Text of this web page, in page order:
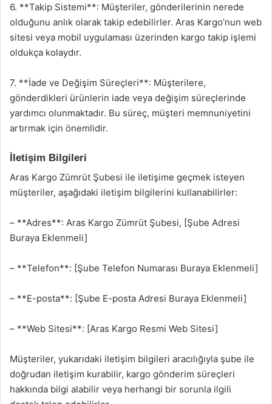
6. **Takip Sistemi**: Müşteriler, gönderilerinin nerede
olduğunu anlık olarak takip edebilirler. Aras Kargo’nun web
sitesi veya mobil uygulaması üzerinden kargo takip işlemi
oldukça kolaydır.
7. **İade ve Değişim Süreçleri**: Müşterilere,
gönderdikleri ürünlerin iade veya değişim süreçlerinde
yardımcı olunmaktadır. Bu süreç, müşteri memnuniyetini
artırmak için önemlidir.
İletişim Bilgileri
Aras Kargo Zümrüt Şubesi ile iletişime geçmek isteyen
müşteriler, aşağıdaki iletişim bilgilerini kullanabilirler:
– **Adres**: Aras Kargo Zümrüt Şubesi, [Şube Adresi
Buraya Eklenmeli]
– **Telefon**: [Şube Telefon Numarası Buraya Eklenmeli]
– **E-posta**: [Şube E-posta Adresi Buraya Eklenmeli]
– **Web Sitesi**: [Aras Kargo Resmi Web Sitesi]
Müşteriler, yukarıdaki iletişim bilgileri aracılığıyla şube ile
doğrudan iletişim kurabilir, kargo gönderim süreçleri
hakkında bilgi alabilir veya herhangi bir sorunla ilgili